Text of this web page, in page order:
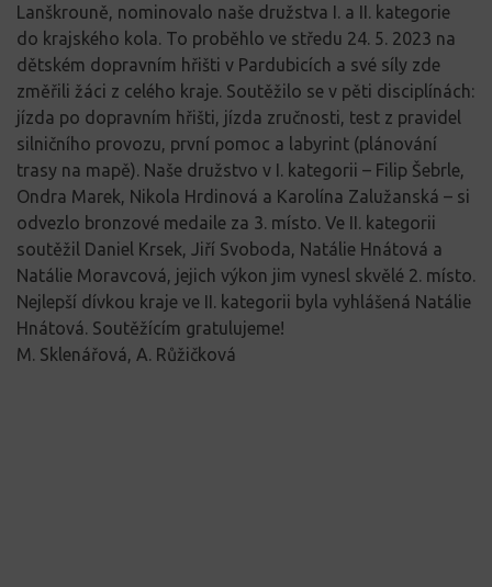
Lanškrouně, nominovalo naše družstva I. a II. kategorie
do krajského kola. To proběhlo ve středu 24. 5. 2023 na
dětském dopravním hřišti v Pardubicích a své síly zde
změřili žáci z celého kraje. Soutěžilo se v pěti disciplínách:
jízda po dopravním hřišti, jízda zručnosti, test z pravidel
silničního provozu, první pomoc a labyrint (plánování
trasy na mapě). Naše družstvo v I. kategorii – Filip Šebrle,
Ondra Marek, Nikola Hrdinová a Karolína Zalužanská – si
odvezlo bronzové medaile za 3. místo. Ve II. kategorii
soutěžil Daniel Krsek, Jiří Svoboda, Natálie Hnátová a
Natálie Moravcová, jejich výkon jim vynesl skvělé 2. místo.
Nejlepší dívkou kraje ve II. kategorii byla vyhlášená Natálie
Hnátová. Soutěžícím gratulujeme!
M. Sklenářová, A. Růžičková